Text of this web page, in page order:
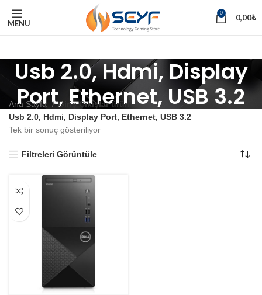
MENU
0 0,00₺
Usb 2.0, Hdmi, Display
Port, Ethernet, USB 3.2
Ana Sayfa
Giriş Çıkışlar ürün
Usb 2.0, Hdmi, Display Port, Ethernet, USB 3.2
Tek bir sonuç gösteriliyor
Filtreleri Görüntüle